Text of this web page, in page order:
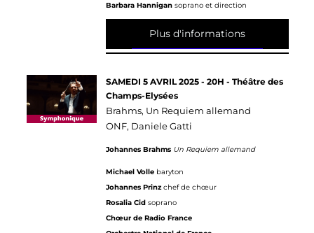
Barbara Hannigansoprano et direction
Plus d'informations
SAMEDI 5 AVRIL 2025 - 20H - Théâtre des
Champs-Elysées
Brahms, Un Requiem allemand
ONF, Daniele Gatti
Johannes Brahms Un Requiem allemand
Michael Volle baryton
Johannes Prinzchef de chœur
Rosalia Cidsoprano
Chœur de Radio France